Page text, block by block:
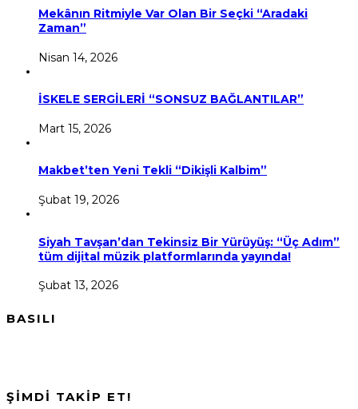
Mekânın Ritmiyle Var Olan Bir Seçki “Aradaki
Zaman”
Nisan 14, 2026
İSKELE SERGİLERİ “SONSUZ BAĞLANTILAR”
Mart 15, 2026
Makbet’ten Yeni Tekli “Dikişli Kalbim”
Şubat 19, 2026
Siyah Tavşan’dan Tekinsiz Bir Yürüyüş: “Üç Adım”
tüm dijital müzik platformlarında yayında!
Şubat 13, 2026
BASILI
ŞİMDİ TAKİP ET!